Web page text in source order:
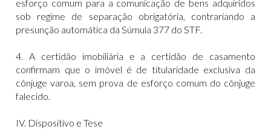
esforço comum para a comunicação de bens adquiridos
sob regime de separação obrigatória, contrariando a
presunção automática da Súmula 377 do STF.
4. A certidão imobiliária e a certidão de casamento
confirmam que o imóvel é de titularidade exclusiva da
cônjuge varoa, sem prova de esforço comum do cônjuge
falecido.
IV. Dispositivo e Tese